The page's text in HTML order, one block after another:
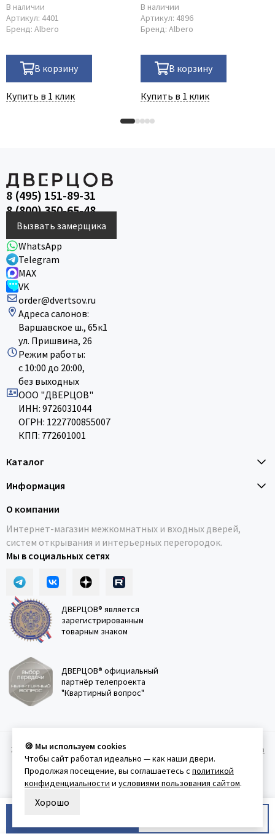
В наличии
Артикул: 4401
Бренд: Albero
В корзину
Купить в 1 клик
В наличии
Артикул: 4896
Бренд: Albero
В корзину
Купить в 1 клик
8 (495) 151-89-31
8 (800) 350-65-48
Вызвать замерщика
WhatsApp
Telegram
MAX
VK
order@dvertsov.ru
Адреса салонов:
Варшавское ш., 65к1
ул. Пришвина, 26
Режим работы:
с 10:00 до 20:00,
без выходных
ООО "ДВЕРЦОВ"
ИНН: 9726031044
ОГРН: 1227700855007
КПП: 772601001
Каталог
Информация
О компании
Интернет-магазин межкомнатных и входных дверей,
систем открывания и интерьерных перегородок.
Мы в социальных сетях
ДВЕРЦОВ® является
зарегистрированным
товарным знаком
ДВЕРЦОВ® официальный
партнёр телепроекта
"Квартирный вопрос"
2011-2026 © Дверцов. Карта сайта
Политика
конфеденциальности Условия использования сайта
🍪 Мы используем cookies
Чтобы сайт работал идеально — как наши двери.
Продолжая посещение, вы соглашаетесь с политикой
конфиденциальности и условиями пользования сайтом.
Хорошо